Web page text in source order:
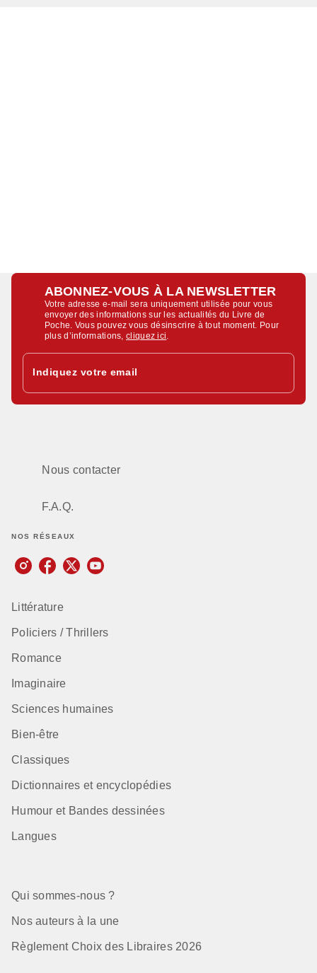
ABONNEZ-VOUS À LA NEWSLETTER
Votre adresse e-mail sera uniquement utilisée pour vous
envoyer des informations sur les actualités du Livre de
Poche. Vous pouvez vous désinscrire à tout moment. Pour
plus d’informations,cliquez ici
Indiquez votre email
Nous contacter
F.A.Q.
NOS RÉSEAUX
Littérature
Policiers / Thrillers
Romance
Imaginaire
Sciences humaines
Bien-être
Classiques
Dictionnaires et encyclopédies
Humour et Bandes dessinées
Langues
Qui sommes-nous ?
Nos auteurs à la une
Règlement Choix des Libraires 2026